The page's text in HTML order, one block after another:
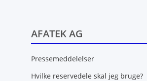
AFATEK AG
Pressemeddelelser
Hvilke reservedele skal jeg bruge?